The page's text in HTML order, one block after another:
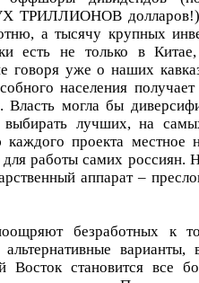
ТРИЛЛИОНОВ
а тысячу крупных
есть не только в
говоря уже о наших
населения
Власть могла бы
выбирать лучших, на
проекта местное
для работы самих россиян.
аппарат –
безработных к
варианты,
Восток становится все